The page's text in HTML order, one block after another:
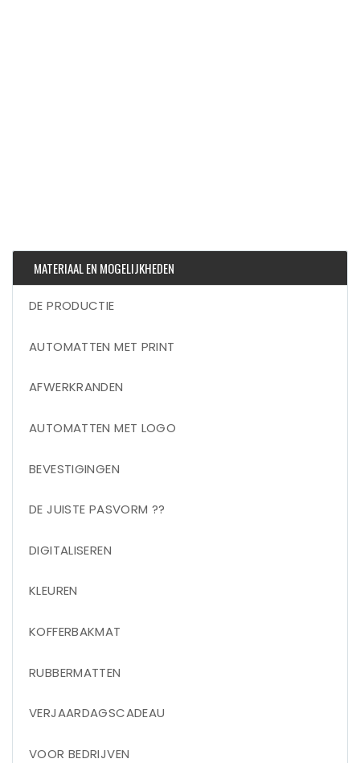
MATERIAAL EN MOGELIJKHEDEN
DE PRODUCTIE
AUTOMATTEN MET PRINT
AFWERKRANDEN
AUTOMATTEN MET LOGO
BEVESTIGINGEN
DE JUISTE PASVORM ??
DIGITALISEREN
KLEUREN
KOFFERBAKMAT
RUBBERMATTEN
VERJAARDAGSCADEAU
VOOR BEDRIJVEN